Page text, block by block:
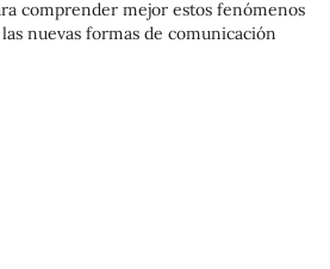
comprender mejor estos fenómenos
nuevas formas de comunicación